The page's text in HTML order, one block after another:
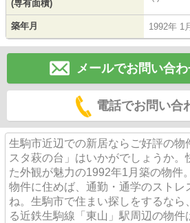
(専有面積)
築年月 1992年 1
メールでお問い合
電話でお問い合
生駒市近辺での新居ならご好評の物
スタ萩の台」はいかがでしょうか。
た外観が魅力の1992年1月築の物件
物件に住めば、通勤・通学のストレ
ね。生駒市で住まい探しをするなら
る近鉄生駒線「東山」駅周辺の物件